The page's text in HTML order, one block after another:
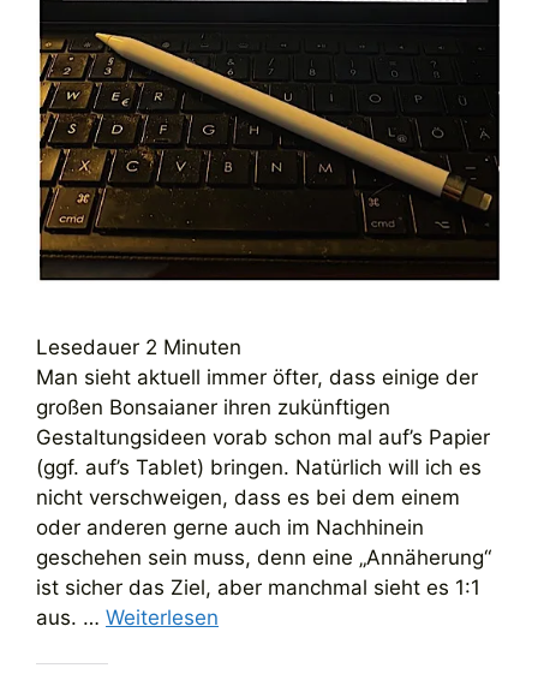
Lesedauer 2 Minuten
Man sieht aktuell immer öfter, dass einige der
großen Bonsaianer ihren zukünftigen
Gestaltungsideen vorab schon mal auf’s Papier
(ggf. auf’s Tablet) bringen. Natürlich will ich es
nicht verschweigen, dass es bei dem einem
oder anderen gerne auch im Nachhinein
geschehen sein muss, denn eine „Annäherung“
ist sicher das Ziel, aber manchmal sieht es 1:1
aus. … Weiterlesen